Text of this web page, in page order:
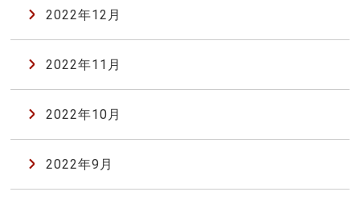
2022年12月
2022年11月
2022年10月
2022年9月